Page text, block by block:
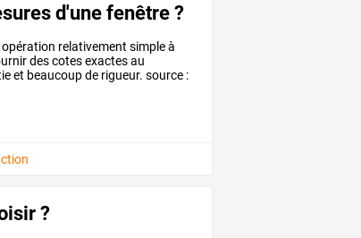
d'une fenêtre ?
opération relativement simpleà
descotesexactesau
et beaucoupde rigueur. source :
?